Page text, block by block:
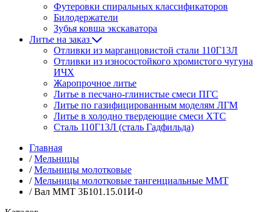
Футеровки спиральных классификаторов
Билодержатели
Зубья ковша экскаватора
Литье на заказ
Отливки из марганцовистой стали 110Г13Л
Отливки из износостойкого хромистого чугуна
ИЧХ
Жаропрочное литье
Литье в песчано-глинистые смеси ПГС
Литье по газифицированным моделям ЛГМ
Литье в холодно твердеющие смеси ХТС
Сталь 110Г13Л (сталь Гадфильда)
Главная
/ Мельницы
/ Мельницы молотковые
/ Мельницы молотковые тангенциальные ММТ
/ Вал ММТ 3Б101.15.01И-0